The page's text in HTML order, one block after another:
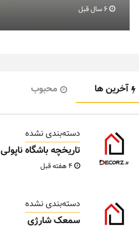
6 سال قبل
آخرین ها محبوب
دسته‌بندی نشده
تاریخچه باشگاه ناپولی
دسته‌بندی نشده
سمعک شارژی